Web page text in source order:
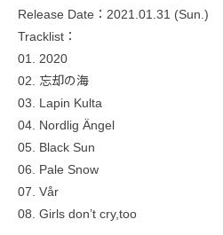
Release Date：2021.01.31 (Sun.)
Tracklist：
01. 2020
02. 忘却の海
03. Lapin Kulta
04. Nordlig Ängel
05. Black Sun
06. Pale Snow
07. Vår
08. Girls don’t cry,too